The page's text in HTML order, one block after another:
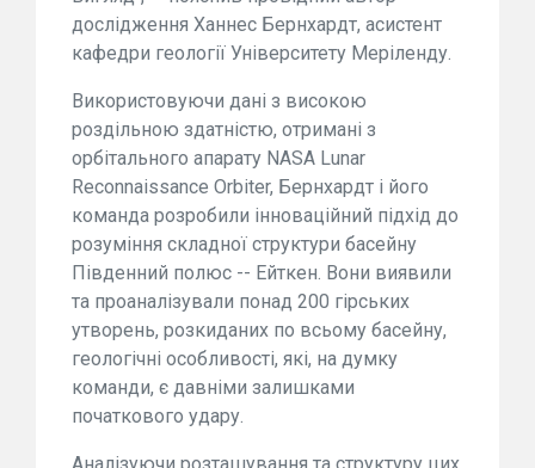
дослідження Ханнес Бернхардт, асистент
кафедри геології Університету Меріленду.
Використовуючи дані з високою
роздільною здатністю, отримані з
орбітального апарату NASA Lunar
Reconnaissance Orbiter, Бернхардт і його
команда розробили інноваційний підхід до
розуміння складної структури басейну
Південний полюс -- Ейткен. Вони виявили
та проаналізували понад 200 гірських
утворень, розкиданих по всьому басейну,
геологічні особливості, які, на думку
команди, є давніми залишками
початкового удару.
Аналізуючи розташування та структуру цих